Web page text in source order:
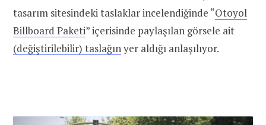
tasarım sitesindeki taslaklar incelendiğinde “Otoyol
Billboard Paketi” içerisinde paylaşılan görsele ait
(değiştirilebilir) taslağınyer aldığı anlaşılıyor.